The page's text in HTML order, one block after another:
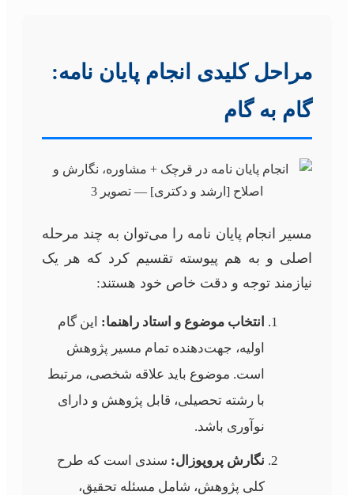
مراحل کلیدی انجام پایان نامه:
گام به گام
مسیر انجام پایان نامه را می‌توان به چند مرحله
اصلی و به هم پیوسته تقسیم کرد که هر یک
نیازمند توجه و دقت خاص خود هستند:
انتخاب موضوع و استاد راهنما: این گام
اولیه، جهت‌دهنده تمام مسیر پژوهش
است. موضوع باید علاقه شخصی، مرتبط
با رشته تحصیلی، قابل پژوهش و دارای
نوآوری باشد.
نگارش پروپوزال: سندی است که طرح
کلی پژوهش، شامل مسئله تحقیق،